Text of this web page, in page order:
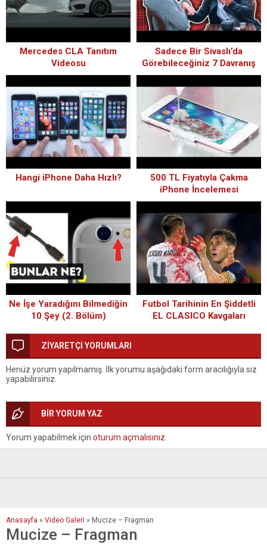
Mercedes CLA Tanıtım
Videosu
Sadece Bir Sivaslı’da
Görebileceğiniz 7 Davranış
Hangi iPhone Daha Hızlı?
500 TL Fiyatıyla Çakma
iPhone İncelemesi
Ne İşe Yaradığını Bilmediğin
10 Şey (2. Bölüm)
Futbol Tarihinin En Şiddetli
EL CLASICO Kavgaları
ZİYARETÇİ YORUMLARI
Henüz yorum yapılmamış. İlk yorumu aşağıdaki form aracılığıyla siz
yapabilirsiniz.
BİR YORUM YAZ
Yorum yapabilmek için oturum açmalısınız
Anasayfa » Video Galeri » Mucize – Fragman
Mucize – Fragman